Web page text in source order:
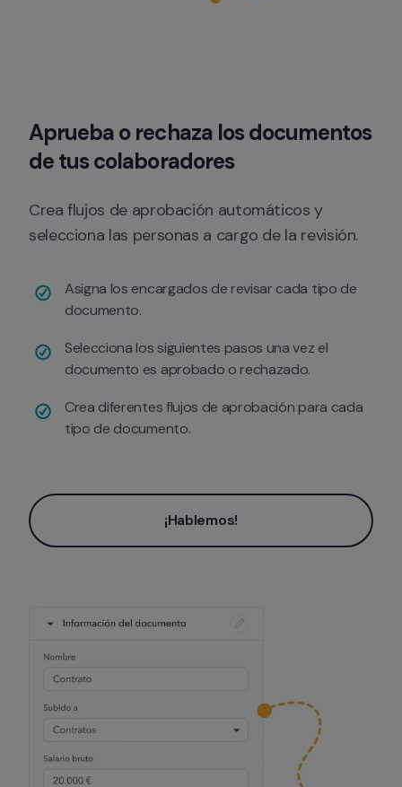
Aprueba o rechaza los documentos
de tus colaboradores
Crea flujos de aprobación automáticos y
selecciona las personas a cargo de la revisión.
Asigna los encargados de revisar cada tipo de
documento.
Selecciona los siguientes pasos una vez el
documento es aprobado o rechazado.
Crea diferentes flujos de aprobación para cada
tipo de documento.
¡Hablemos!